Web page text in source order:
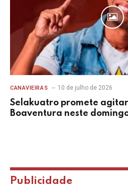
CANAVIEIRAS 10 de julho de 2026
Selakuatro promete agitar
Boaventura neste
Publicidade